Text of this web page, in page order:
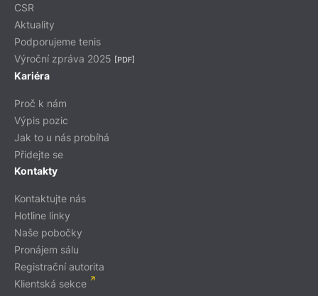
CSR
Aktuality
Podporujeme tenis
Výroční zpráva 2025 [PDF]
Kariéra
Proč k nám
Výpis pozic
Jak to u nás probíhá
Přidejte se
Kontakty
Kontaktujte nás
Hotline linky
Naše pobočky
Pronájem sálu
Registrační autorita
Klientská sekce